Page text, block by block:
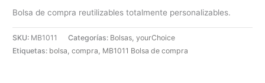
Bolsa de compra reutilizables totalmente personalizables.
SKU: MB1011 Categorías: Bolsas,yourChoice
Etiquetas: bolsa,compra, MB1011 Bolsa de compra